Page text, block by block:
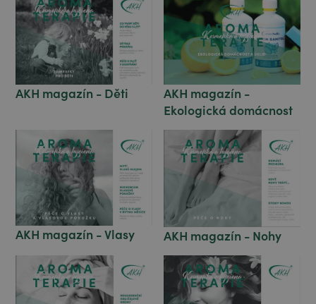
AKH magazín - Děti
AKH magazín -
Ekologická domácnost
AKH magazín - Vlasy AKH magazín - Nohy